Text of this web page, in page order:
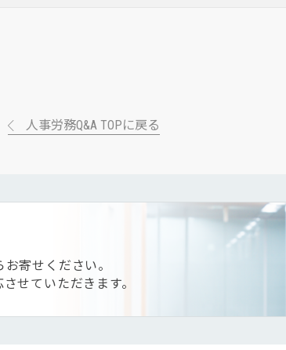
人事労務Q&A TOPに戻る
寄せください。
せていただきます。